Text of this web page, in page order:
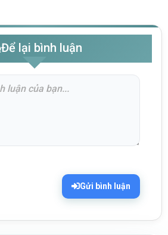
Để lại bình luận
Gửi bình luận